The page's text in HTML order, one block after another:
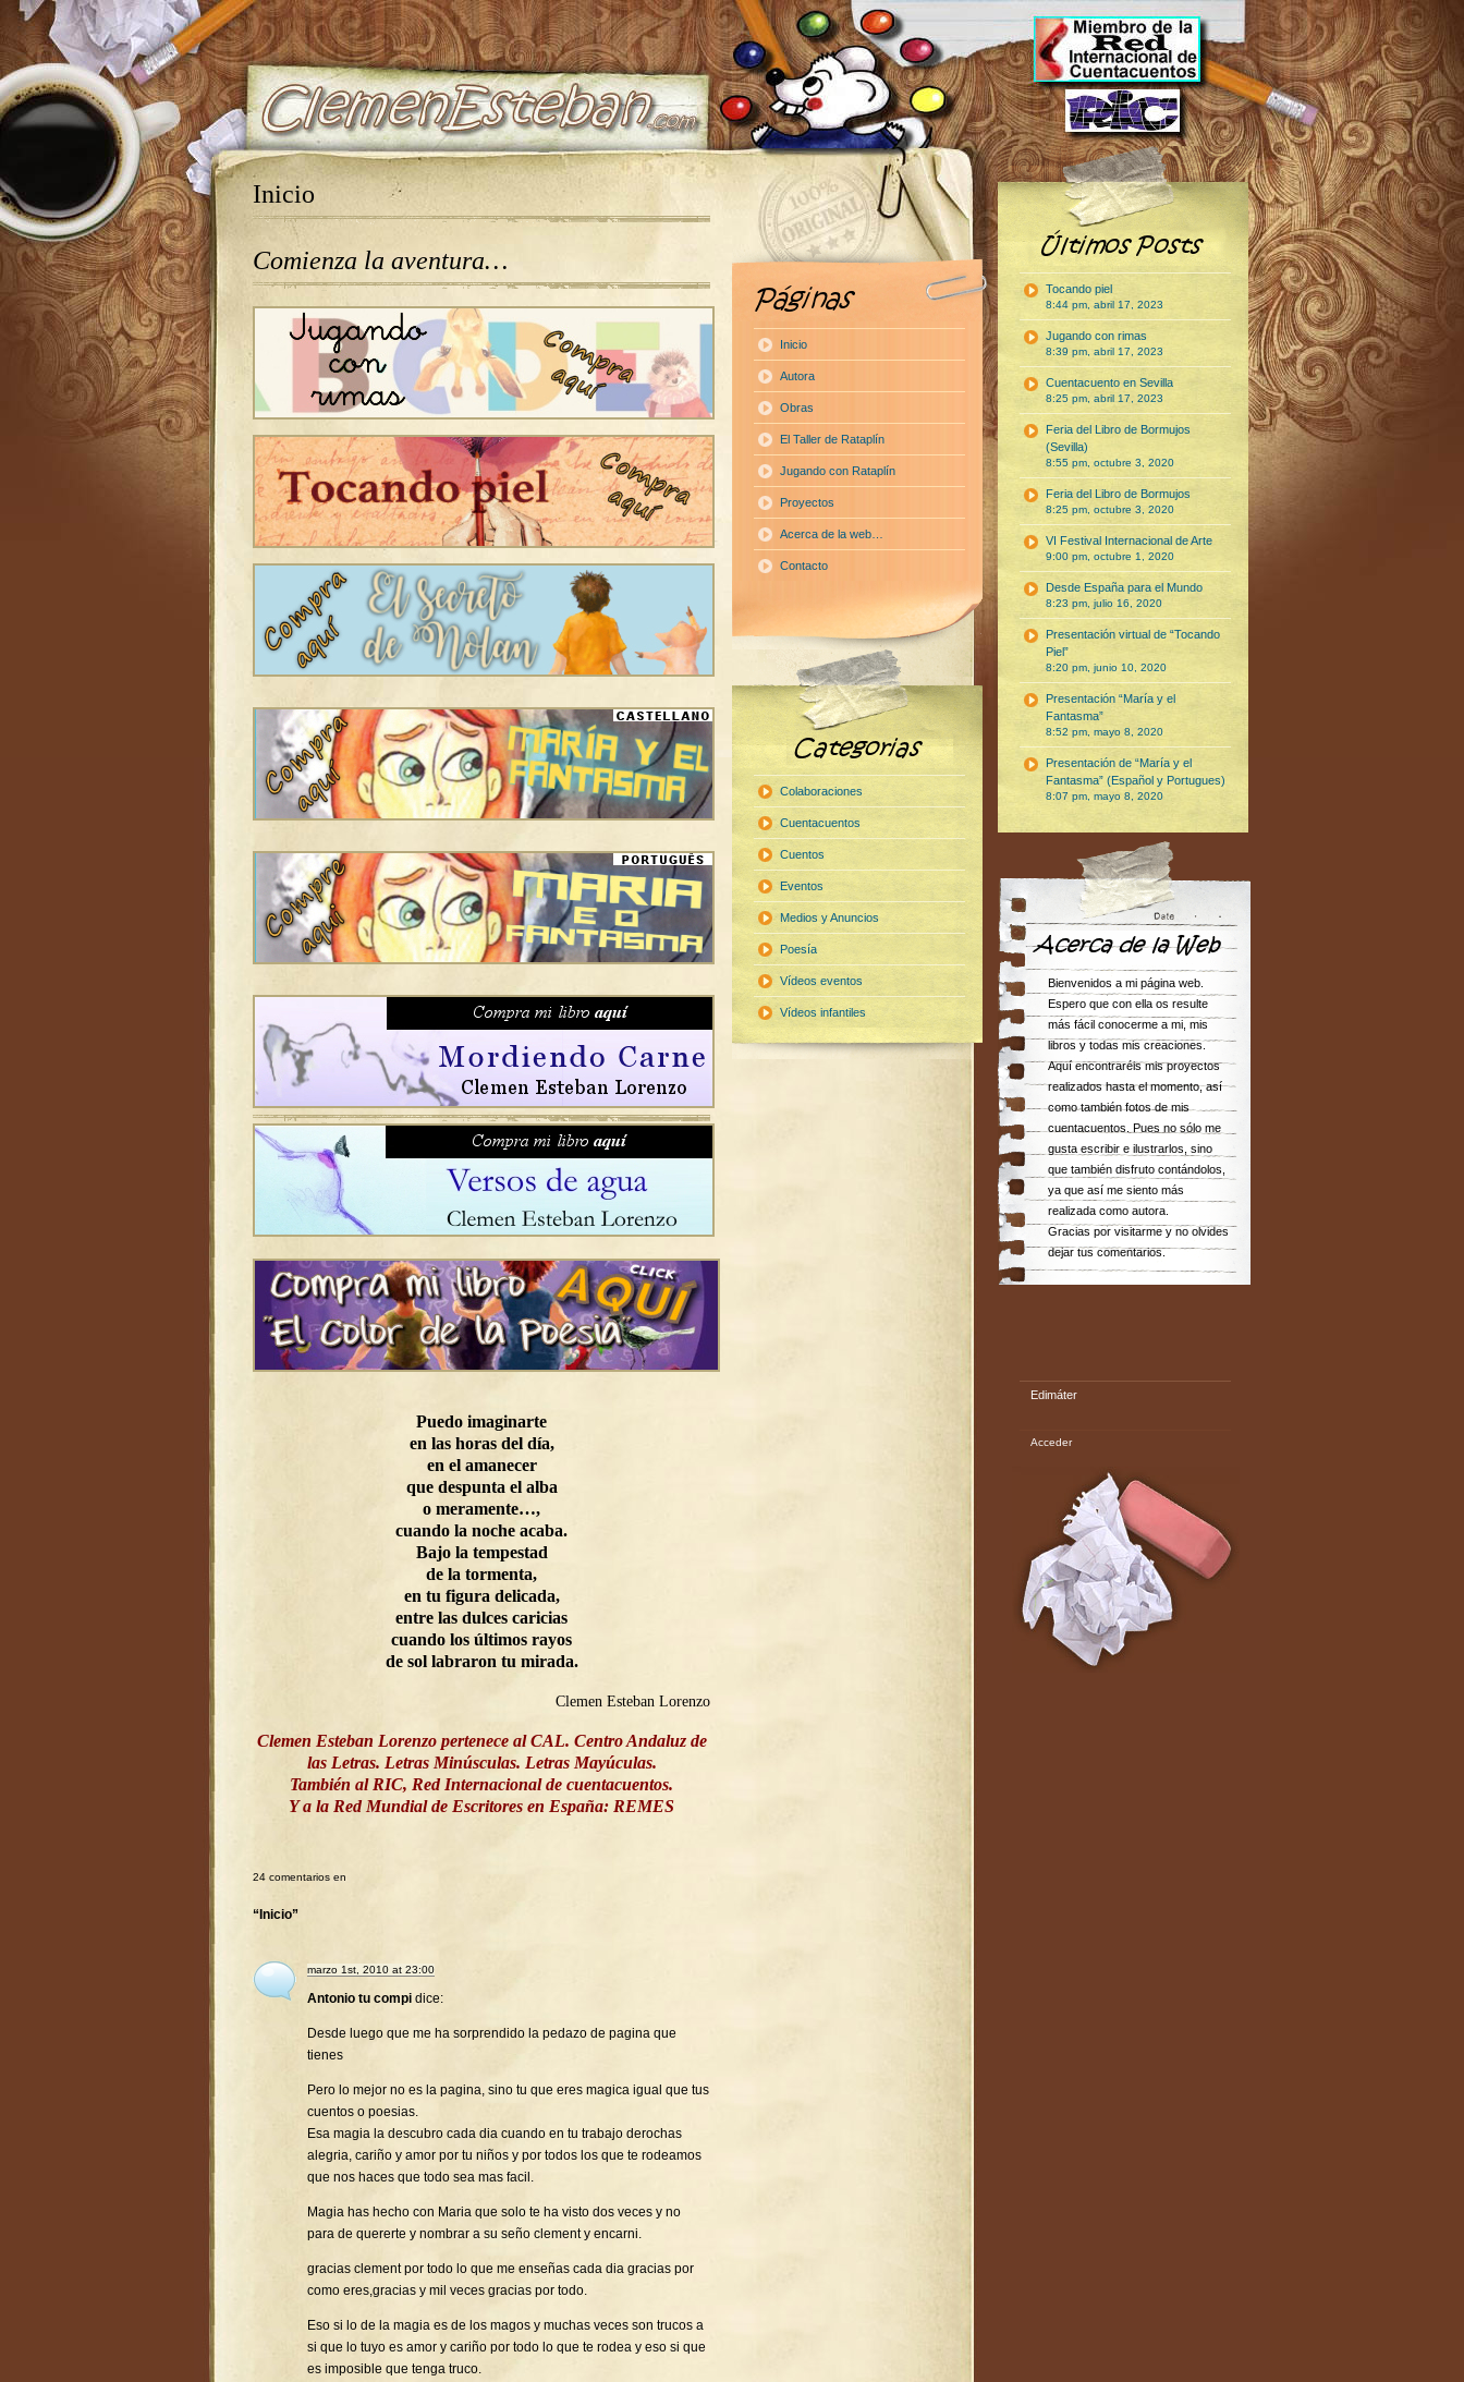
Inicio
Comienza la aventura…
Puedo imaginarte
en las horas del día,
en el amanecer
que despunta el alba
o meramente…,
cuando la noche acaba.
Bajo la tempestad
de la tormenta,
en tu figura delicada,
entre las dulces caricias
cuando los últimos rayos
de sol labraron tu mirada.
Clemen Esteban Lorenzo
Clemen Esteban Lorenzo pertenece al CAL. Centro Andaluz de
las Letras. Letras Minúsculas. Letras Mayúculas.
También al RIC, Red Internacional de cuentacuentos.
Y a la Red Mundial de Escritores en España: REMES
24 comentarios en
“Inicio”
marzo 1st, 2010 at 23:00
Antonio tu compi dice:
Desde luego que me ha sorprendido la pedazo de pagina que
tienes
Pero lo mejor no es la pagina, sino tu que eres magica igual que tus
cuentos o poesias.
Esa magia la descubro cada dia cuando en tu trabajo derochas
alegria, cariño y amor por tu niños y por todos los que te rodeamos
que nos haces que todo sea mas facil.
Magia has hecho con Maria que solo te ha visto dos veces y no
para de quererte y nombrar a su seño clement y encarni.
gracias clement por todo lo que me enseñas cada dia gracias por
como eres,gracias y mil veces gracias por todo.
Eso si lo de la magia es de los magos y muchas veces son trucos a
si que lo tuyo es amor y cariño por todo lo que te rodea y eso si que
es imposible que tenga truco.
Inicio
Autora
Obras
El Taller de Rataplín
Jugando con Rataplín
Proyectos
Acerca de la web…
Contacto
Colaboraciones
Cuentacuentos
Cuentos
Eventos
Medios y Anuncios
Poesía
Vídeos eventos
Vídeos infantiles
Tocando piel
8:44 pm, abril 17, 2023
Jugando con rimas
8:39 pm, abril 17, 2023
Cuentacuento en Sevilla
8:25 pm, abril 17, 2023
Feria del Libro de Bormujos
(Sevilla)
8:55 pm, octubre 3, 2020
Feria del Libro de Bormujos
8:25 pm, octubre 3, 2020
VI Festival Internacional de Arte
9:00 pm, octubre 1, 2020
Desde España para el Mundo
8:23 pm, julio 16, 2020
Presentación virtual de “Tocando
Piel”
8:20 pm, junio 10, 2020
Presentación “María y el
Fantasma”
8:52 pm, mayo 8, 2020
Presentación de “María y el
Fantasma” (Español y Portugues)
8:07 pm, mayo 8, 2020
Bienvenidos a mi página web.
Espero que con ella os resulte
más fácil conocerme a mi, mis
libros y todas mis creaciones.
Aquí encontraréis mis proyectos
realizados hasta el momento, así
como también fotos de mis
cuentacuentos. Pues no sólo me
gusta escribir e ilustrarlos, sino
que también disfruto contándolos,
ya que así me siento más
realizada como autora.
Gracias por visitarme y no olvides
dejar tus comentarios.
Edimáter
Acceder